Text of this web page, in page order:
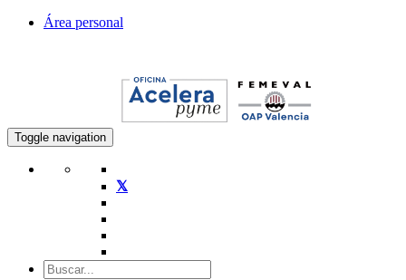
Área personal
Toggle navigation